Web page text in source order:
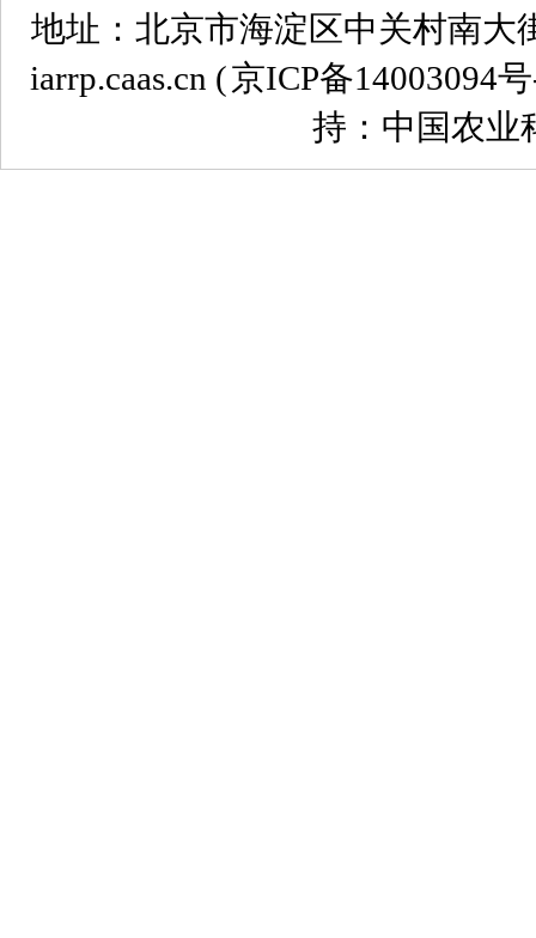
地址：北京市海淀区中关村南大
iarrp.caas.cn (京ICP备14003094
持：中国农